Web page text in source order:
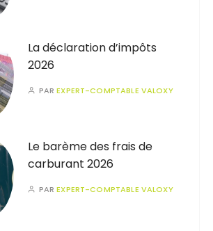
La déclaration d’impôts
2026
PAREXPERT-COMPTABLE VALOXY
Le barème des frais de
carburant 2026
PAREXPERT-COMPTABLE VALOXY